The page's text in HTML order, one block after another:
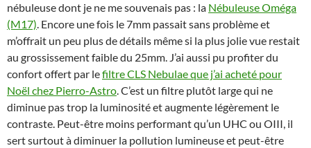
nébuleuse dont je ne me souvenais pas : la Nébuleuse Oméga
(M17). Encore une fois le 7mm passait sans problème et
m’offrait un peu plus de détails même si la plus jolie vue restait
au grossissement faible du 25mm. J’ai aussi pu profiter du
confort offert par lefiltre CLS Nebulae que j’ai acheté pour
Noël chez Pierro-Astro. C’est un filtre plutôt large qui ne
diminue pas trop la luminosité et augmente légèrement le
contraste. Peut-être moins performant qu’un UHC ou OIII, il
sert surtout à diminuer la pollution lumineuse et peut-être